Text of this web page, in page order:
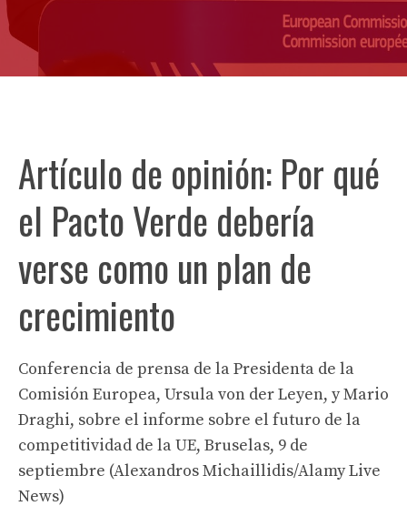
Artículo de opinión: Por qué
el Pacto Verde debería
verse como un plan de
crecimiento
Conferencia de prensa de la Presidenta de la
Comisión Europea, Ursula von der Leyen, y Mario
Draghi, sobre el informe sobre el futuro de la
competitividad de la UE, Bruselas, 9 de
septiembre (Alexandros Michaillidis/Alamy Live
News)